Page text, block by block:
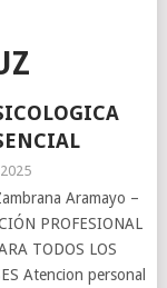
Aramayo –
PROFESIONAL
TODOS LOS
Atencion personal